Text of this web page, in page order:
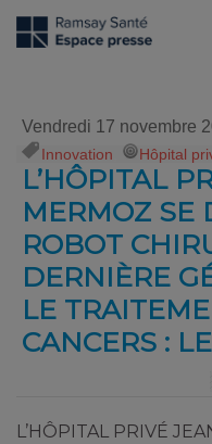
Vendredi 17 novembre
Innovation Hôpital
L’HÔPITAL
MERMOZ SE
ROBOT
DERNIÈRE
LE
CANCERS :
L’HÔPITAL PRIVÉ